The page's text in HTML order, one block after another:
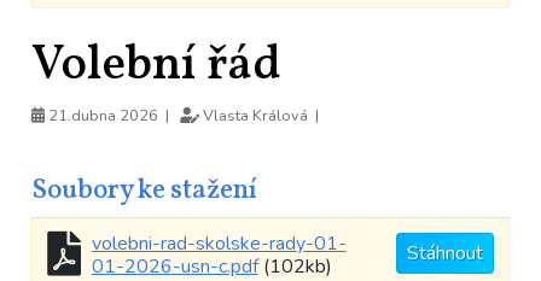
Volební řád
21.dubna 2026 | Vlasta Králová |
Soubory ke stažení
volebni-rad-skolske-rady-01-
01-2026-usn-c.pdf(102kb) Stáhnout